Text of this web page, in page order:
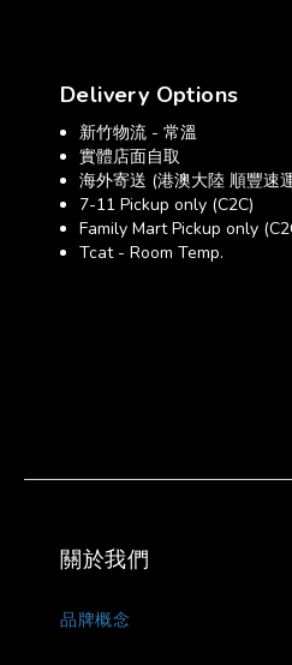
Delivery Options
新竹物流 - 常溫
實體店面自取
海外寄送 (港澳大陸 順豐速
7-11 Pickup only (C2C)
Family Mart Pickup only
Tcat - Room Temp.
關於我們
品牌概念